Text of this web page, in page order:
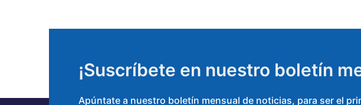
¡Suscríbete en nuestro boletín
Apúntate a nuestro boletín mensual de noticias, para ser el